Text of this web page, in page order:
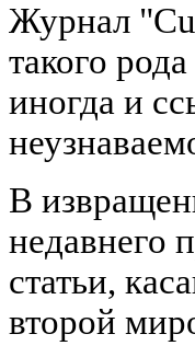
Журнал
такого
иногда и
В
недавнего
статьи,
второй